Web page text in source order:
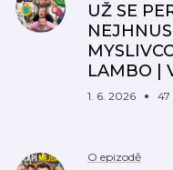
UŽ SE
LAMBO |
1. 6. 2026
O epizodě